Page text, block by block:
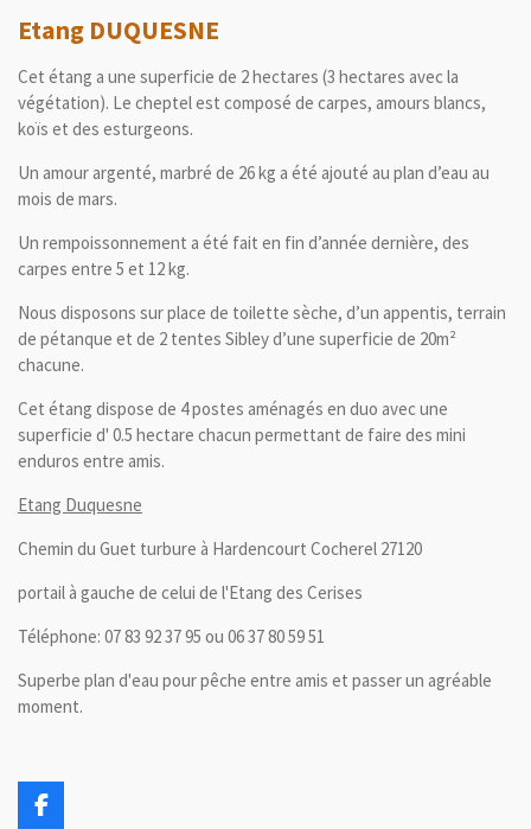
Etang DUQUESNE
Cet étang a une superficie de 2 hectares (3 hectares avec la
végétation). Le cheptel est composé de carpes, amours blancs,
koïs et des esturgeons.
Un amour argenté, marbré de 26 kg a été ajouté au plan d’eau au
mois de mars.
Un rempoissonnement a été fait en fin d’année dernière, des
carpes entre 5 et 12 kg.
Nous disposons sur place de toilette sèche, d’un appentis, terrain
de pétanque et de 2 tentes Sibley d’une superficie de 20m²
chacune.
Cet étang dispose de 4 postes aménagés en duo avec une
superficie d' 0.5 hectare chacun permettant de faire des mini
enduros entre amis.
Etang Duquesne
Chemin du Guet turbure à Hardencourt Cocherel 27120
portail à gauche de celui de l'Etang des Cerises
Téléphone: 07 83 92 37 95 ou 06 37 80 59 51
Superbe plan d'eau pour pêche entre amis et passer un agréable
moment.
F